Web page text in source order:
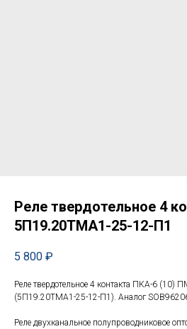
Реле твердотельное 4
5П19.20ТМА1-25-12-П1
5 800 ₽
Реле твердотельное 4 контакта ПКА-6
(5П19.20ТМА1-25-12-П1). Аналог
Реле двухканальное полупроводниковое